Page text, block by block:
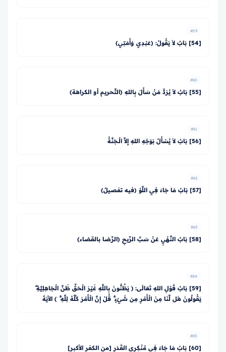
#59
[54] بَابٌ لاَ يَقُولُ: (عَبْدِي وَأَمَتِي)
#60
[55] بَابٌ لاَ يُرَدُّ مَنْ سَأَلَ بِاللهِ (التَّحريم أو الكراهة)
#61
[56] بَابٌ لاَ يُسْأَلُ بَوَجْهِ اللهِ إِلاَّ الْـجَنَّةُ
#62
[57] بَابُ مَا جَاءَ فِي اللَّوْ (فيه تفصيلٌ)
#63
[58] بَابُ النَّهْيِ عَنْ سَبِّ الرِّيحِ (الرِّضا بالقضاء)
#64
[59] بَابُ قَوْلِ اللهِ تَعَالَى: ﴿ يَظُنُّونَ بِاللَّهِ غَيْرَ الْحَقِّ ظَنَّ الْجَاهِلِيَّةِ ۖ
يَقُولُونَ هَل لَّنَا مِنَ الْأَمْرِ مِن شَيْءٍ ۗ قُلْ إِنَّ الْأَمْرَ كُلَّهُ لِلَّهِ ۗ ﴾ الآيَةَ
#65
[60] بَابُ مَا جَاءَ فِي مُنْكِرِي القَدَرِ [من الكفر الأكبر]